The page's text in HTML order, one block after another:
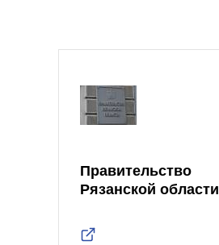
Правительство
Рязанской области